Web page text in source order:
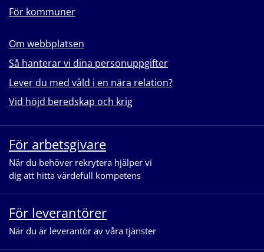
För kommuner
Om webbplatsen
Så hanterar vi dina personuppgifter
Lever du med våld i en nära relation?
Vid höjd beredskap och krig
För arbetsgivare
När du behöver rekrytera hjälper vi
dig att hitta värdefull kompetens
För leverantörer
När du är leverantör av våra tjänster